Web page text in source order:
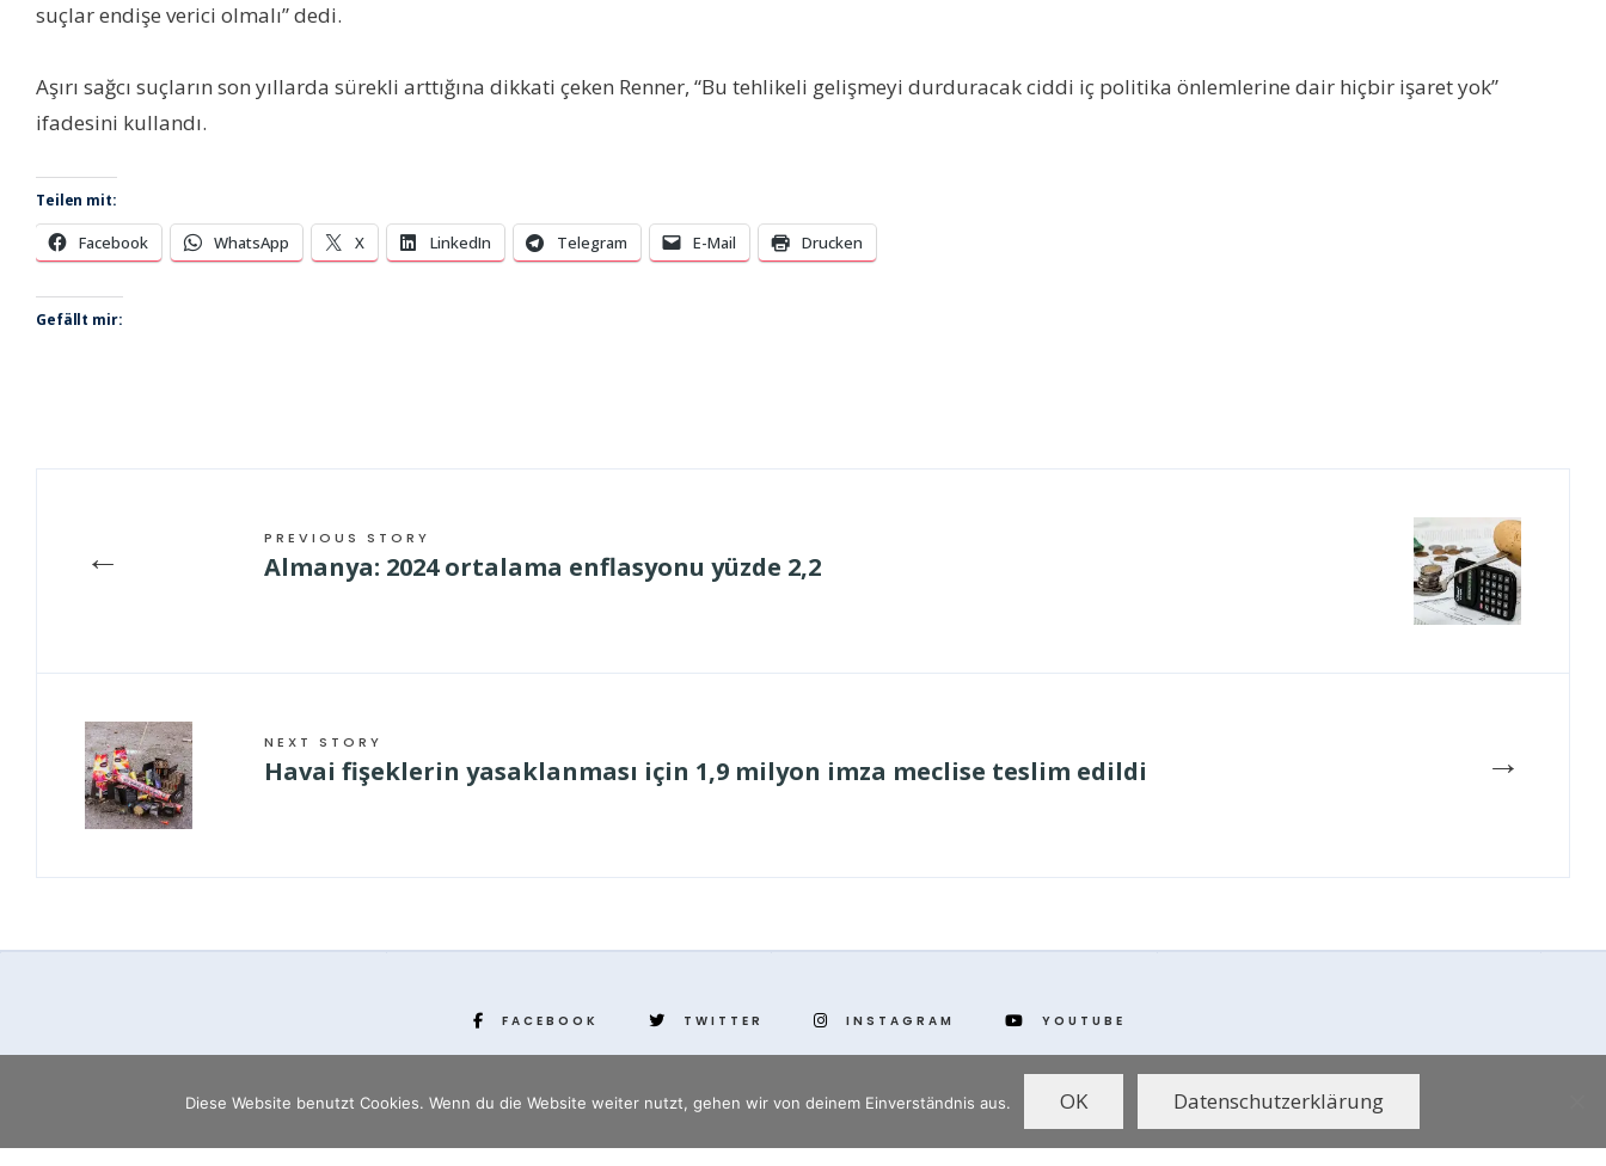
suçlar endişe verici olmalı” dedi.
Aşırı sağcı suçların son yıllarda sürekli arttığına dikkati çeken Renner, “Bu tehlikeli gelişmeyi durduracak ciddi iç politika önlemlerine dair hiçbir işaret yok”
ifadesini kullandı.
Teilen mit:
Facebook WhatsApp X LinkedIn Telegram E-Mail Drucken
Gefällt mir:
← PREVIOUS STORY
Almanya: 2024 ortalama enflasyonu yüzde 2,2
→
NEXT STORY
Havai fişeklerin yasaklanması için 1,9 milyon imza meclise teslim edildi
FACEBOOK TWITTER INSTAGRAM YOUTUBE
www.yenihayat.de
Diese Website benutzt Cookies. Wenn du die Website weiter nutzt, gehen wir von deinem Einverständnis aus. OK Datenschutzerklärung